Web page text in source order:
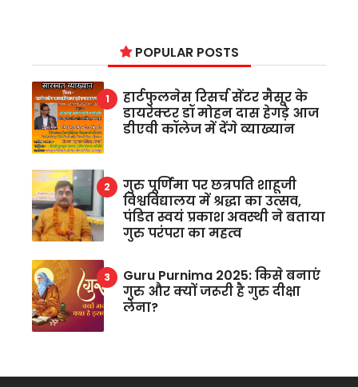
POPULAR POSTS
हार्टफुलनेस रिसर्च सेंटर मैसूर के
डायरेक्टर डॉ मोहन दास हेगड़े आज
डीएवी कॉलेज में देंगे व्याख्यान
गुरु पूर्णिमा पर छत्रपति शाहूजी
विश्वविद्यालय में श्रद्धा का उत्सव,
पंडित स्वयं प्रकाश अवस्थी ने बताया
गुरु परंपरा का महत्व
Guru Purnima 2025: किसे बनाएं
गुरु और क्यों जरूरी है गुरु दीक्षा
लेना?